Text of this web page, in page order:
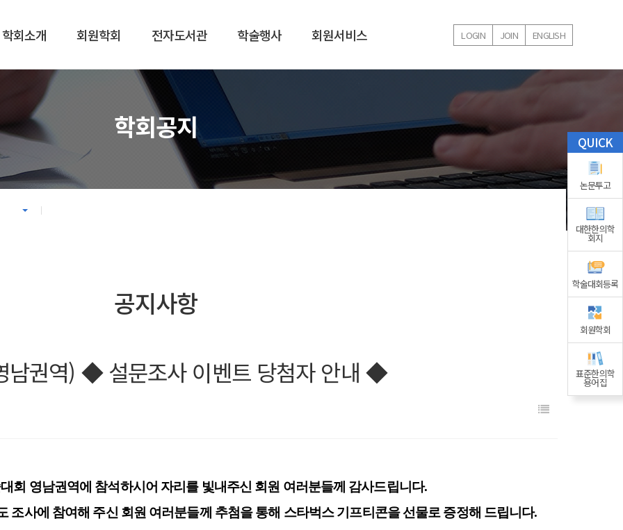
학회소개 회원학회 전자도서관 학술행사 회원서비스 LOGIN JOIN ENGLISH
회원학회
회원학회
예비회원학회
회원학회 인준심사 및 평가
회원학회지 발간 현황
전자도서관
대한한의학회지
논문 투고 시스템
학술정보 검색
표준한의학용어집
해외 학술교류
장학생 선발
회원서비스
회원가입안내
학회공지
공지사항
남권역) ◆ 설문조사 이벤트 당첨자 안내 ◆
회 영남권역에 참석하시어 자리를 빛내주신 회원 여러분들께 감사드립니다.
조사에 참여해 주신 회원 여러분들께 추첨을 통해 스타벅스 기프티콘을 선물로 증정해 드립니다.
QUICK
논문투고
대한한의학
회지
학술대회등록
회원학회
표준한의학
용어집